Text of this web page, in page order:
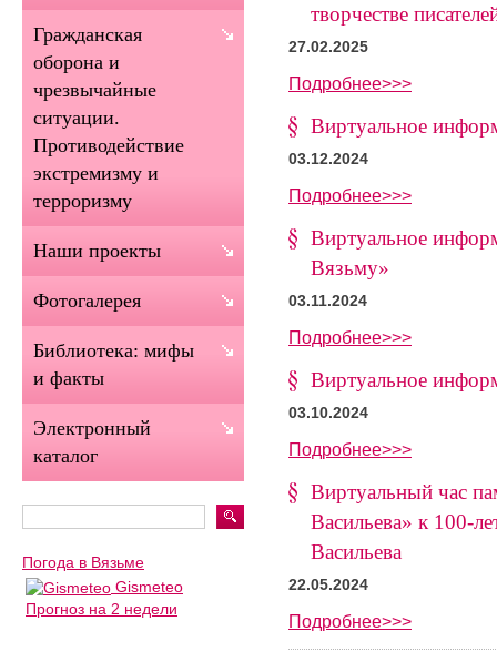
творчестве
27.02.2025
Подробнее>>>
Виртуальное
03.12.2024
Подробнее>>>
Виртуальное
Вязьму»
03.11.2024
Подробнее>>>
Виртуальное
03.10.2024
Подробнее>>>
Виртуальный час
Васильева» к 100-
Васильева
22.05.2024
Подробнее>>>
Гражданская
оборона и
чрезвычайные
ситуации.
Противодействие
экстремизму и
терроризму
Наши проекты
Фотогалерея
Библиотека: мифы
и факты
Электронный
каталог
Погода в Вязьме
Gismeteo
Прогноз на 2 недели